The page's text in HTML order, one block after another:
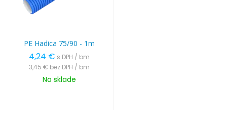
PE Hadica 75/90 - 1m
4,24 € s DPH / bm
3,45 € bez DPH / bm
Na sklade